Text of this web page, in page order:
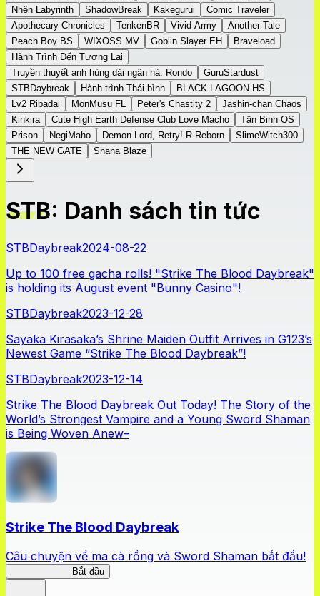
Nhện Labyrinth
ShadowBreak Kakegurui
Comic Traveler
Apothecary Chronicles
TenkenBR Vivid Army
Another Tale
Peach Boy BS
WIXOSS MV Goblin Slayer EH
Braveload
Hành Trình Đến Tương Lai
Truyền thuyết anh hùng dải ngân hà: Rondo
GuruStardust
STBDaybreak
Hành trình Thái bình
BLACK LAGOON HS
Lv2 Ribadai
MonMusu FL Peter's Chastity 2
Jashin-chan Chaos
Kinkira
Cute High Earth Defense Club Love Macho
Tân Binh OS
Prison
NegiMaho Demon Lord, Retry! R Reborn
SlimeWitch300
THE NEW GATE
Shana Blaze
STB: Danh sách tin tức
STBDaybreak2024-08-22
Up to 100 free gacha rolls! "Strike The Blood Daybreak"
is holding its August event "Bunny Casino"!
STBDaybreak2023-12-28
Sayaka Kirasaka’s Shrine Maiden Outfit Arrives in G123’s
Newest Game “Strike The Blood Daybreak”!
STBDaybreak2023-12-14
Strike The Blood Daybreak Out Today! The Story of the
World’s Strongest Vampire and a Young Sword Shaman
is Being Woven Anew–
Strike The Blood Daybreak
Câu chuyện về ma cà rồng và Sword Shaman bắt đầu!
Bắt đầu